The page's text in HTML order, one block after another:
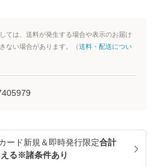
ては、送料が発生する場合や表示のお届け
ない場合があります。（送料・配送につい
ード新規＆即時発行限定合計
る※諸条件あり